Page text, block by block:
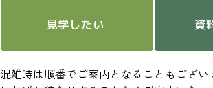
見学したい 資
混雑時は順番でご案内となることもござ